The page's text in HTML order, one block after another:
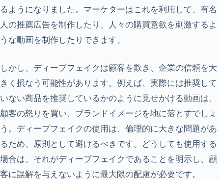
るようになりました。マーケターはこれを利用して、有名
人の推薦広告を制作したり、人々の購買意欲を刺激するよ
うな動画を制作したりできます。
しかし、ディープフェイクは顧客を欺き、企業の信頼を大
きく損なう可能性があります。例えば、実際には推奨して
いない商品を推奨しているかのように見せかける動画は、
顧客の怒りを買い、ブランドイメージを地に落とすでしょ
う。ディープフェイクの使用は、倫理的に大きな問題があ
るため、原則として避けるべきです。どうしても使用する
場合は、それがディープフェイクであることを明示し、顧
客に誤解を与えないように最大限の配慮が必要です。